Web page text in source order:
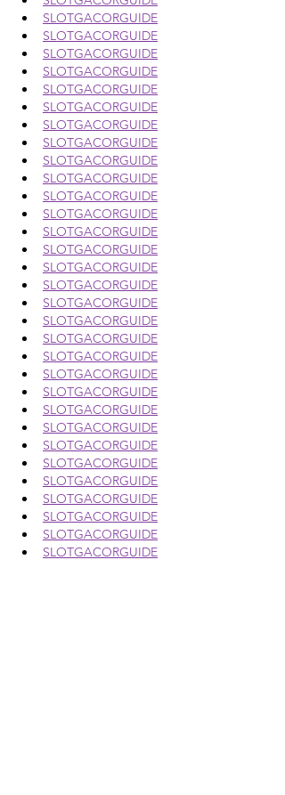
SLOTGACORGUIDE
SLOTGACORGUIDE
SLOTGACORGUIDE
SLOTGACORGUIDE
SLOTGACORGUIDE
SLOTGACORGUIDE
SLOTGACORGUIDE
SLOTGACORGUIDE
SLOTGACORGUIDE
SLOTGACORGUIDE
SLOTGACORGUIDE
SLOTGACORGUIDE
SLOTGACORGUIDE
SLOTGACORGUIDE
SLOTGACORGUIDE
SLOTGACORGUIDE
SLOTGACORGUIDE
SLOTGACORGUIDE
SLOTGACORGUIDE
SLOTGACORGUIDE
SLOTGACORGUIDE
SLOTGACORGUIDE
SLOTGACORGUIDE
SLOTGACORGUIDE
SLOTGACORGUIDE
SLOTGACORGUIDE
SLOTGACORGUIDE
SLOTGACORGUIDE
SLOTGACORGUIDE
SLOTGACORGUIDE
SLOTGACORGUIDE